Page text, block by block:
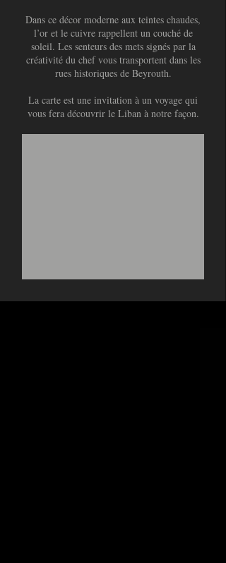
Dans ce décor moderne aux teintes chaudes,
l’or et le cuivre rappellent un couché de
soleil. Les senteurs des mets signés par la
créativité du chef vous transportent dans les
rues historiques de Beyrouth.
La carte est une invitation à un voyage qui
vous fera découvrir le Liban à notre façon.